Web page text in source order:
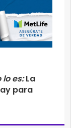
es:La
para